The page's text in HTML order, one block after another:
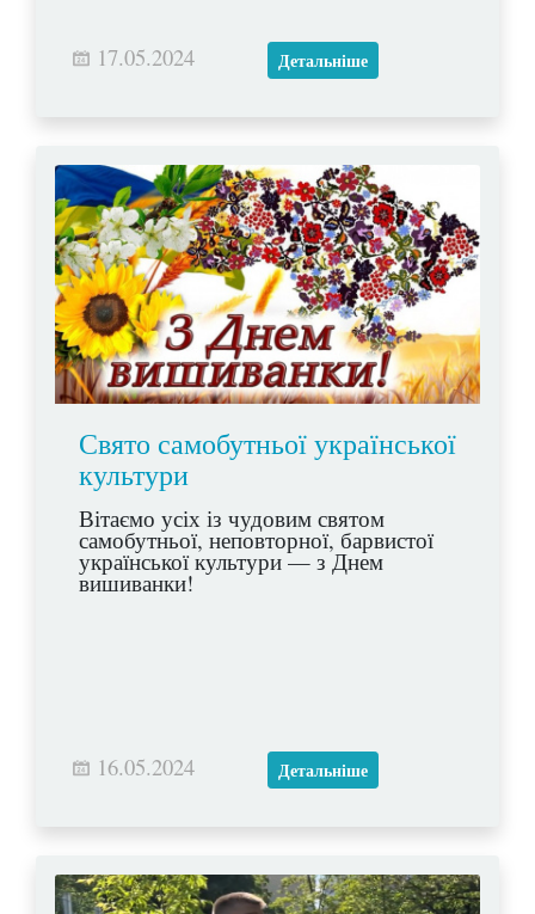
17.05.2024 Детальніше
Свято самобутньої української
культури
Вітаємо усіх із чудовим святом
самобутньої, неповторної, барвистої
української культури — з Днем
вишиванки!
16.05.2024 Детальніше